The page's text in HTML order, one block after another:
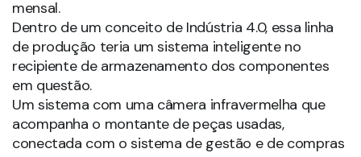
mensal.
Dentro de um conceito de Indústria 4.0, essa linha
de produção teria um sistema inteligente no
recipiente de armazenamento dos componentes
em questão.
Um sistema com uma câmera infravermelha que
acompanha o montante de peças usadas,
conectada com o sistema de gestão e de compras